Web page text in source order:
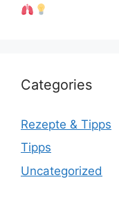
Categories
Rezepte & Tipps
Tipps
Uncategorized